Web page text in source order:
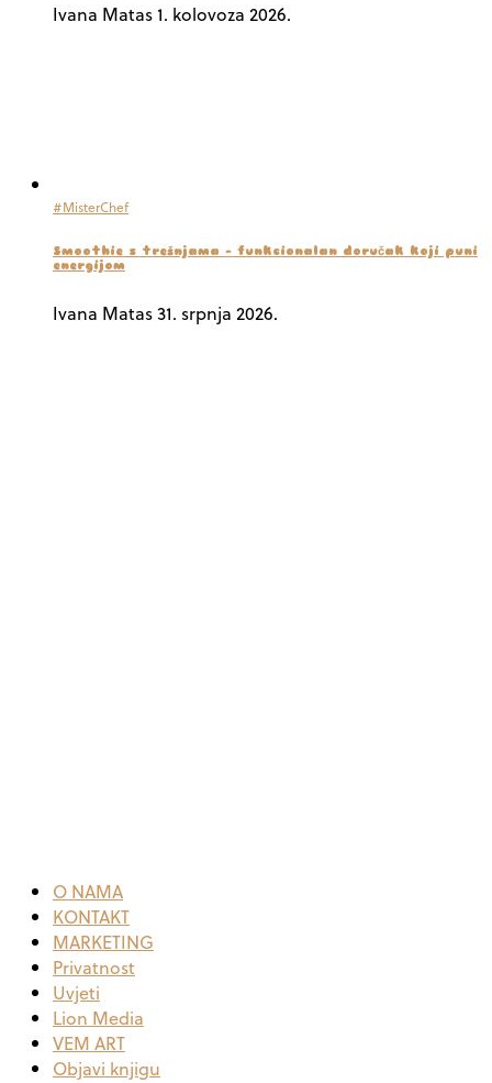
Ivana Matas1. kolovoza 2026.
#MisterChef
Smoothie s trešnjama – funkcionalan doručak koji puni
energijom
Ivana Matas31. srpnja 2026.
O NAMA
KONTAKT
MARKETING
Privatnost
Uvjeti
Lion Media
VEM ART
Objavi knjigu